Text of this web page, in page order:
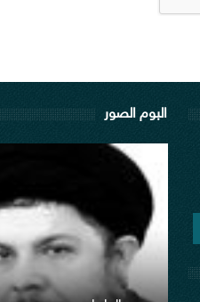
البوم الصور